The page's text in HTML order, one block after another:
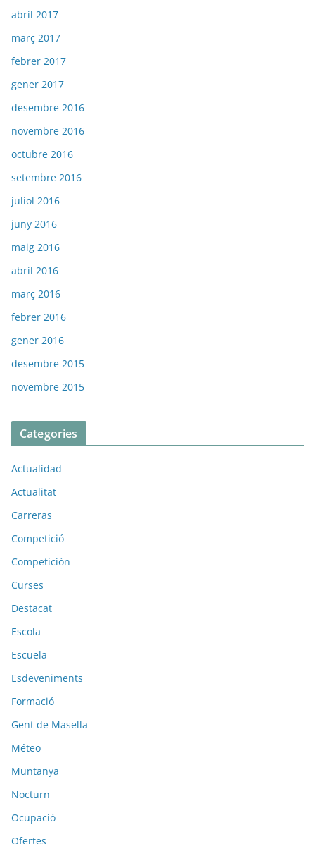
abril 2017
març 2017
febrer 2017
gener 2017
desembre 2016
novembre 2016
octubre 2016
setembre 2016
juliol 2016
juny 2016
maig 2016
abril 2016
març 2016
febrer 2016
gener 2016
desembre 2015
novembre 2015
Categories
Actualidad
Actualitat
Carreras
Competició
Competición
Curses
Destacat
Escola
Escuela
Esdeveniments
Formació
Gent de Masella
Méteo
Muntanya
Nocturn
Ocupació
Ofertes